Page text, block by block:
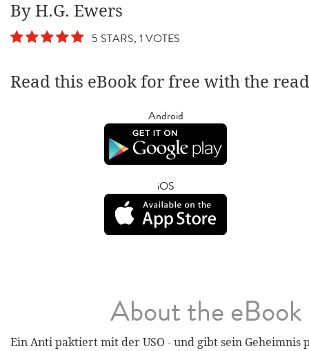
By H.G. Ewers
5 STARS, 1 VOTES
Read this eBook for free with the
Android
iOS
About the eBook
Ein Anti paktiert mit der USO - und gibt sein Geheimnis